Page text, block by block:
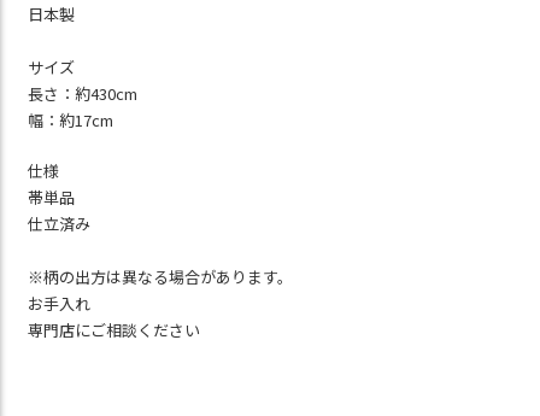
日本製
サイズ
長さ：約430cm
幅：約17cm
仕様
帯単品
仕立済み
※柄の出方は異なる場合があります。
お手入れ
専門店にご相談ください